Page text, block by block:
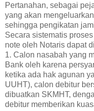
Pertanahan, sebagai
yang akan
sehingga pengikatan
Secara sistematis
note oleh Notaris dapat
1. Calon nasabah yang
Bank oleh karena
ketika ada hak agunan
UUHT), calon debitur
dibuatkan SKMHT,
debitur memberikan